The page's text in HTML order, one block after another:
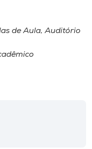
de Aula, Auditório